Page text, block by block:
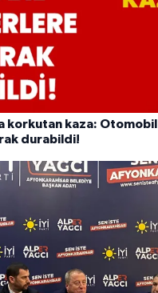
korkutan kaza: Otomobil
durabildi!